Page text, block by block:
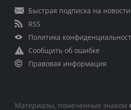
Быстрая подписка на новости
RSS
Политика
Сообщить об ошибке
Правовая информация
Материалы, помеченные знаком